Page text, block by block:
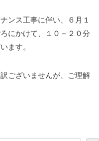
ンス工事に伴い、６月１
にかけて、１０－２０分
ます。
ございませんが、ご理解